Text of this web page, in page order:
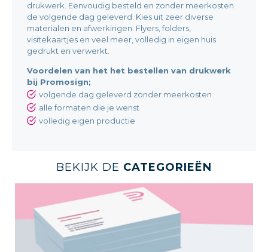
drukwerk. Eenvoudig besteld en zonder meerkosten
de volgende dag geleverd. Kies uit zeer diverse
materialen en afwerkingen. Flyers, folders,
visitekaartjes en veel meer, volledig in eigen huis
gedrukt en verwerkt.
Voordelen van het het bestellen van drukwerk
bij Promosign;
volgende dag geleverd zonder meerkosten
alle formaten die je wenst
volledig eigen productie
BEKIJK DE CATEGORIEËN